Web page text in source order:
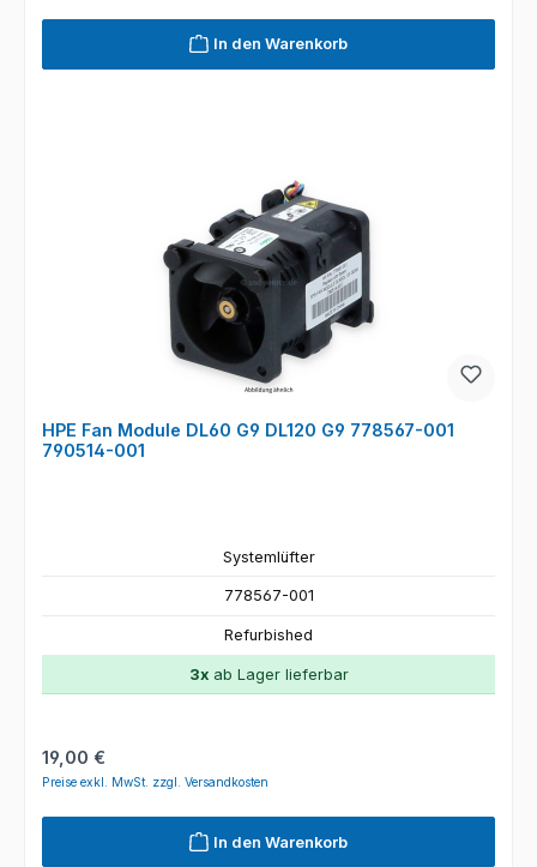
In den Warenkorb
HPE Fan Module DL60 G9 DL120 G9 778567-001
790514-001
Systemlüfter
778567-001
Refurbished
3xab Lager lieferbar
Regulärer Preis:
19,00 €
Preise exkl. MwSt. zzgl. Versandkosten
In den Warenkorb